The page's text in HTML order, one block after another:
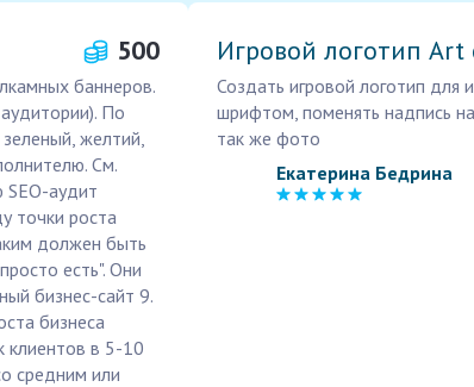
500
баннеров.
По
желтий,
См.
аудит
точки роста
должен быть
есть". Они
бизнес-сайт 9.
бизнеса
клиентов в 5-10
средним или
Игровой логотип Art
Создать игровой логотип для
шрифтом, поменять надпись
так же фото
Екатерина Бедрина